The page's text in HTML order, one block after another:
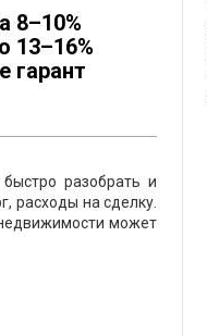
8–10%
13–16%
гарант
разобрать и
расходы на сделку.
может